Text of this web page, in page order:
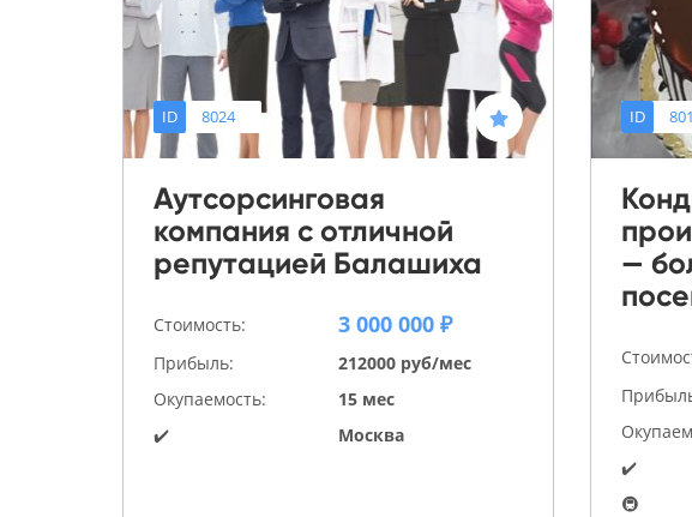
ID 8024
Аутсорсинговая
компания с отличной
репутацией Балашиха
Стоимость: 3 000 000 ₽
Прибыль:
212000 руб/мес
Окупаемость:
15 мес
✔️
Москва
ID
—
✔️
🚇